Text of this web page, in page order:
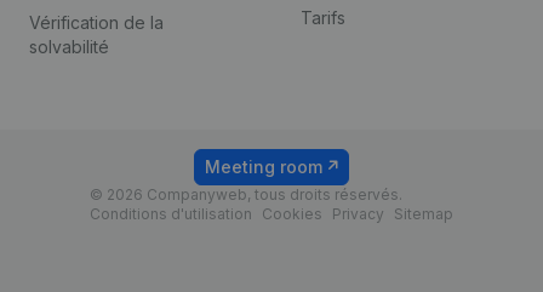
Vérification de la
solvabilité
Tarifs
© 2026 Companyweb, tous droits réservés.
Conditions d'utilisation
Cookies Privacy Sitemap
Meeting room